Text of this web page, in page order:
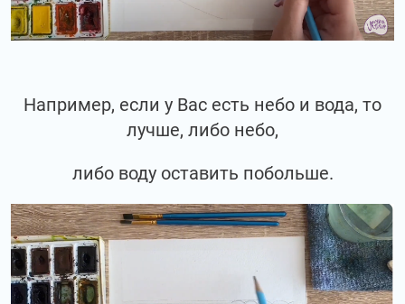
Например, если у Вас есть небо и вода, то
лучше, либо небо,
либо воду оставить побольше.